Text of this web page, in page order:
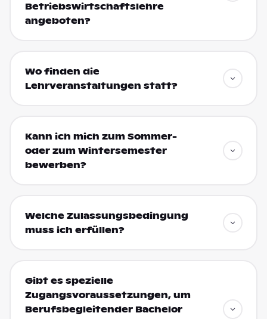
Betriebswirtschaftslehre
angeboten?
Wo finden die
Lehrveranstaltungen statt?
Kann ich mich zum Sommer-
oder zum Wintersemester
bewerben?
Welche Zulassungsbedingung
muss ich erfüllen?
Gibt es spezielle
Zugangsvoraussetzungen, um
Berufsbegleitender Bachelor